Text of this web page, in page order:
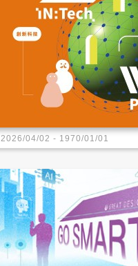
2026/04/02 - 1970/01/01